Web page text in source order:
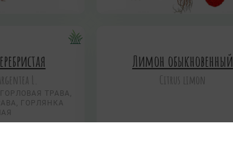
L.
ТРАВА,
ГОРЛЯНКА
Лимон обыкновенный
Citrus limon